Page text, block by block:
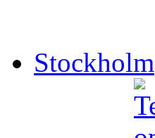
Stockholm